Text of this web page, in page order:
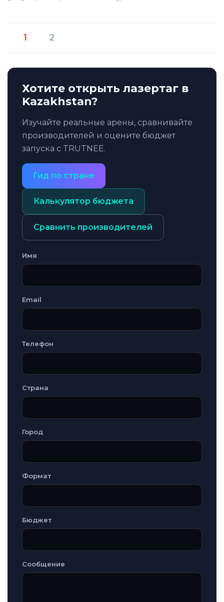
1 2
Хотите открыть лазертаг в
Kazakhstan?
Изучайте реальные арены, сравнивайте
производителей и оцените бюджет
запуска с TRUTNEE.
Гид по стране
Калькулятор бюджета
Сравнить производителей
Имя
Email
Телефон
Страна
Город
Формат
Бюджет
Сообщение